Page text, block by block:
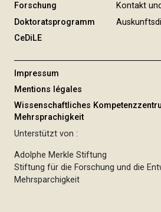
Forschung
Doktoratsprogramm
CeDiLE
Kontakt
Impressum
Mentions légales
Wissenschaftliches
Mehrsprachigkeit
Unterstützt von :
Adolphe Merkle Stiftung
Stiftung für die Forschung und die
Mehrsparchigkeit